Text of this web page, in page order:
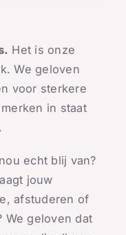
Het is onze
We geloven
voor sterkere
in staat
echt blij van?
jouw
afstuderen of
We geloven dat